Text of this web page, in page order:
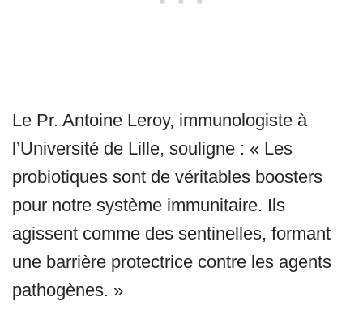
Le Pr. Antoine Leroy, immunologiste à
l’Université de Lille, souligne : « Les
probiotiques sont de véritables boosters
pour notre système immunitaire. Ils
agissent comme des sentinelles, formant
une barrière protectrice contre les agents
pathogènes. »